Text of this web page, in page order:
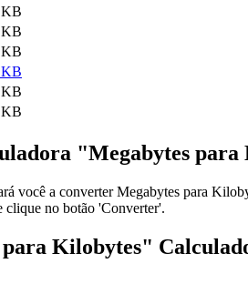
KB
KB
KB
KB
KB
KB
"Megabytes
você a converter Megabytes para
clique no botão 'Converter'.
Kilobytes"